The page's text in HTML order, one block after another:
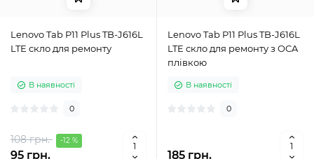
Lenovo Tab P11 Plus TB-J616L
LTE скло для ремонту
В наявності
0
108 грн. -12 %
95 грн.
Lenovo Tab P11 Plus TB-J616L
LTE скло для ремонту з OCA
плівкою
В наявності
0
185 грн.